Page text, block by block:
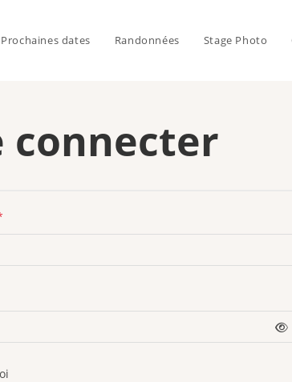
Prochaines dates Randonnées Stage Photo
connecter